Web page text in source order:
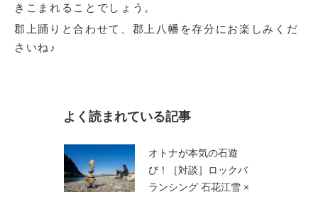
きこまれることでしょう。
郡上踊りと合わせて、郡上八幡を存分にお楽しみくだ
さいね♪
よく読まれている記事
オトナが本気の石遊
び！［対談］ロックバ
ランシング 石花江雪 ×